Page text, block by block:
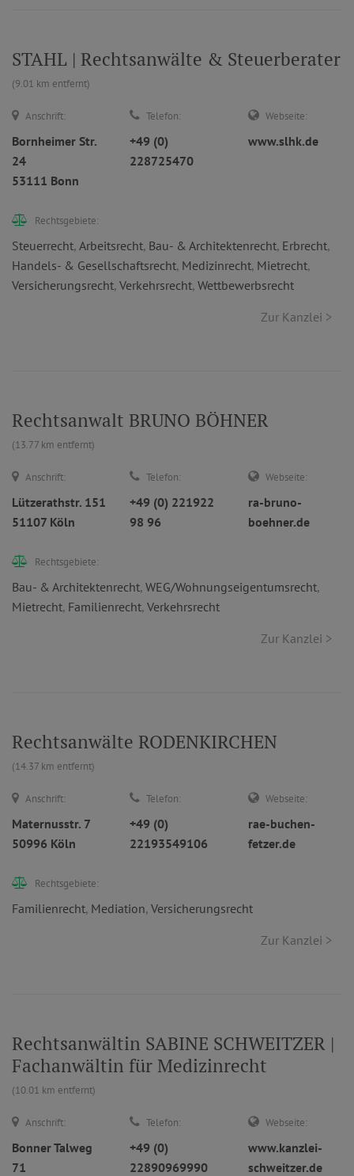
STAHL | Rechtsanwälte & Steuerberater
(9.01 km entfernt)
Anschrift:
Bornheimer Str.
24
53111 Bonn
Telefon:
+49 (0)
228725470
Webseite:
www.slhk.de
Rechtsgebiete:
Steuerrecht, Arbeitsrecht, Bau- & Architektenrecht, Erbrecht,
Handels- & Gesellschaftsrecht, Medizinrecht, Mietrecht,
Versicherungsrecht, Verkehrsrecht, Wettbewerbsrecht
Zur Kanzlei >
Rechtsanwalt BRUNO BÖHNER
(13.77 km entfernt)
Anschrift:
Lützerathstr. 151
51107 Köln
Telefon:
+49 (0) 221922
98 96
Webseite:
ra-bruno-
boehner.de
Rechtsgebiete:
Bau- & Architektenrecht, WEG/Wohnungseigentumsrecht,
Mietrecht, Familienrecht, Verkehrsrecht
Zur Kanzlei >
Rechtsanwälte RODENKIRCHEN
(14.37 km entfernt)
Anschrift:
Maternusstr. 7
50996 Köln
Telefon:
+49 (0)
22193549106
Webseite:
rae-buchen-
fetzer.de
Rechtsgebiete:
Familienrecht, Mediation, Versicherungsrecht
Zur Kanzlei >
Rechtsanwältin SABINE SCHWEITZER |
Fachanwältin für Medizinrecht
(10.01 km entfernt)
Anschrift:
Bonner Talweg
71
Telefon:
+49 (0)
22890969990
Webseite:
www.kanzlei-
schweitzer.de